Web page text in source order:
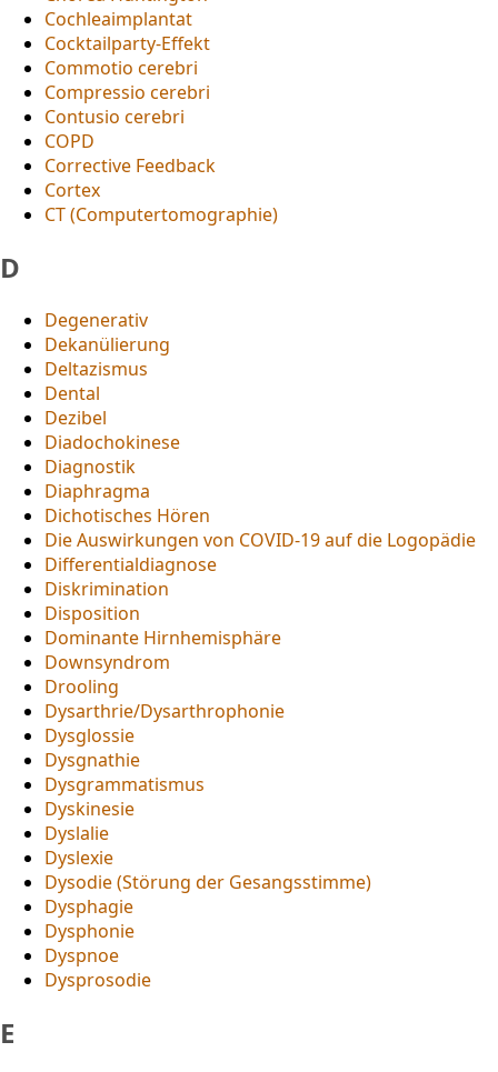
Cochleaimplantat
Cocktailparty-Effekt
Commotio cerebri
Compressio cerebri
Contusio cerebri
COPD
Corrective Feedback
Cortex
CT (Computertomographie)
D
Degenerativ
Dekanülierung
Deltazismus
Dental
Dezibel
Diadochokinese
Diagnostik
Diaphragma
Dichotisches Hören
Die Auswirkungen von COVID-19 auf die Logopädie
Differentialdiagnose
Diskrimination
Disposition
Dominante Hirnhemisphäre
Downsyndrom
Drooling
Dysarthrie/Dysarthrophonie
Dysglossie
Dysgnathie
Dysgrammatismus
Dyskinesie
Dyslalie
Dyslexie
Dysodie (Störung der Gesangsstimme)
Dysphagie
Dysphonie
Dyspnoe
Dysprosodie
E